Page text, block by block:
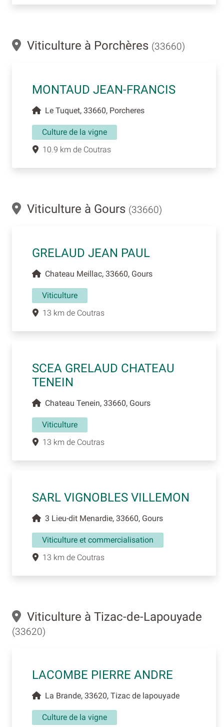
Viticulture à Porchères (33660)
MONTAUD JEAN-FRANCIS
Le Tuquet, 33660, Porcheres
Culture de la vigne
10.9 km de Coutras
Viticulture à Gours (33660)
GRELAUD JEAN PAUL
Chateau Meillac, 33660, Gours
Viticulture
13 km de Coutras
SCEA GRELAUD CHATEAU
TENEIN
Chateau Tenein, 33660, Gours
Viticulture
13 km de Coutras
SARL VIGNOBLES VILLEMON
3 Lieu-dit Menardie, 33660, Gours
Viticulture et commercialisation
13 km de Coutras
Viticulture à Tizac-de-Lapouyade
(33620)
LACOMBE PIERRE ANDRE
La Brande, 33620, Tizac de lapouyade
Culture de la vigne